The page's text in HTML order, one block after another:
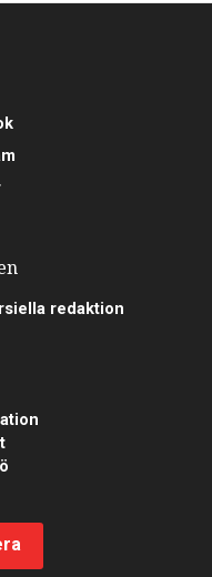
redaktion